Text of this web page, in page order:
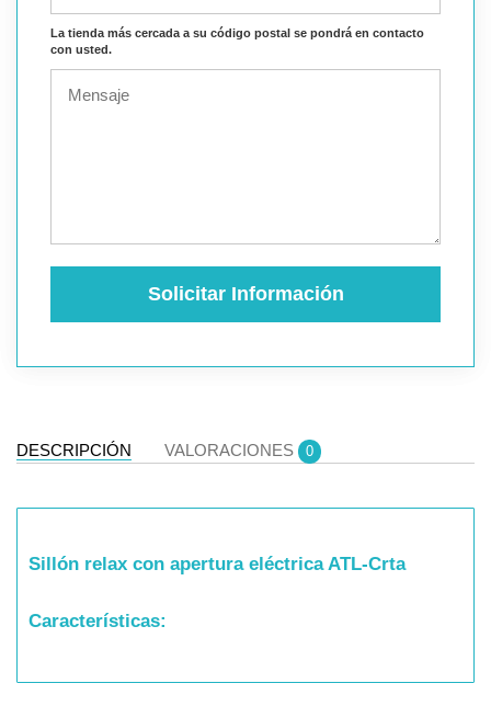
La tienda más cercada a su código postal se pondrá en contacto
con usted.
Solicitar Información
DESCRIPCIÓN VALORACIONES 0
Sillón relax con apertura eléctrica ATL-Crta
Características: